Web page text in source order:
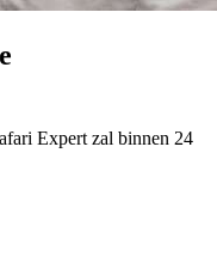
Expert zal binnen 24